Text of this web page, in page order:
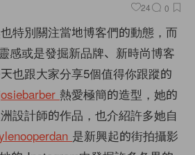
24 0
特別關注當地博客們的動態，而
感或是發掘新品牌、新時尚博客
也跟大家分享5個值得你跟蹤的
熱愛極簡的造型，她的
設計師的作品，也介紹許多她自
是新興起的街拍攝影